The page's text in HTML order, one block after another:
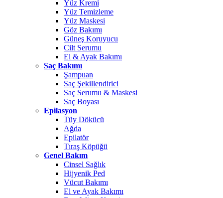
Yüz Kremi
Yüz Temizleme
Yüz Maskesi
Göz Bakımı
Güneş Koruyucu
Cilt Serumu
El & Ayak Bakımı
Saç Bakımı
Şampuan
Saç Şekillendirici
Saç Serumu & Maskesi
Saç Boyası
Epilasyon
Tüy Dökücü
Ağda
Epilatör
Tıraş Köpüğü
Genel Bakım
Cinsel Sağlık
Hijyenik Ped
Vücut Bakımı
El ve Ayak Bakımı